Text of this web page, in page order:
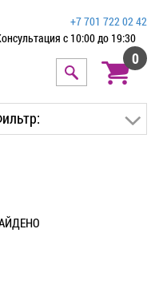
+7 701 722 02 42
с 10:00 до 19:30
0